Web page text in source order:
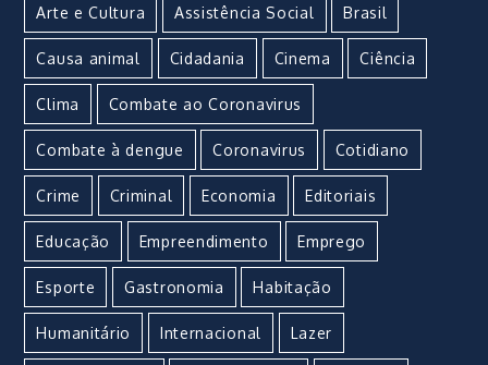
Arte e Cultura Assistência Social Brasil
Causa animal Cidadania Cinema Ciência
Clima Combate ao Coronavirus
Combate à dengue Coronavirus Cotidiano
Crime Criminal Economia Editoriais
Educação Empreendimento Emprego
Esporte Gastronomia Habitação
Humanitário Internacional Lazer